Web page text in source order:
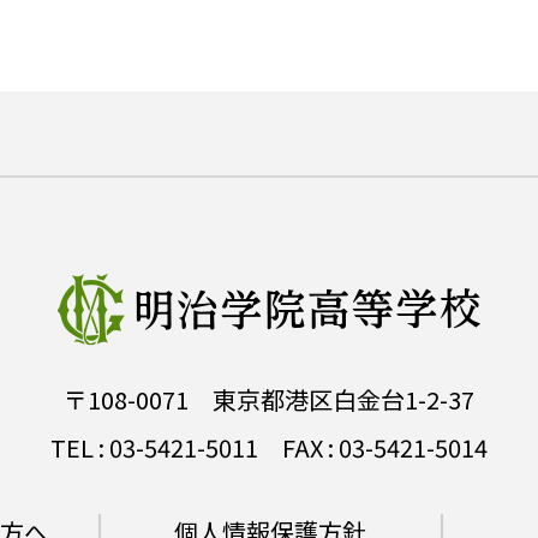
〒108-0071 東京都港区白金台1-2-37
TEL : 03-5421-5011 FAX : 03-5421-5014
へ 個人情報保護方針